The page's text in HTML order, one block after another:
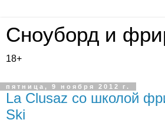
Сноуборд и
18+
пятница, 9 ноября 2012 г.
La Clusaz со школой
Ski